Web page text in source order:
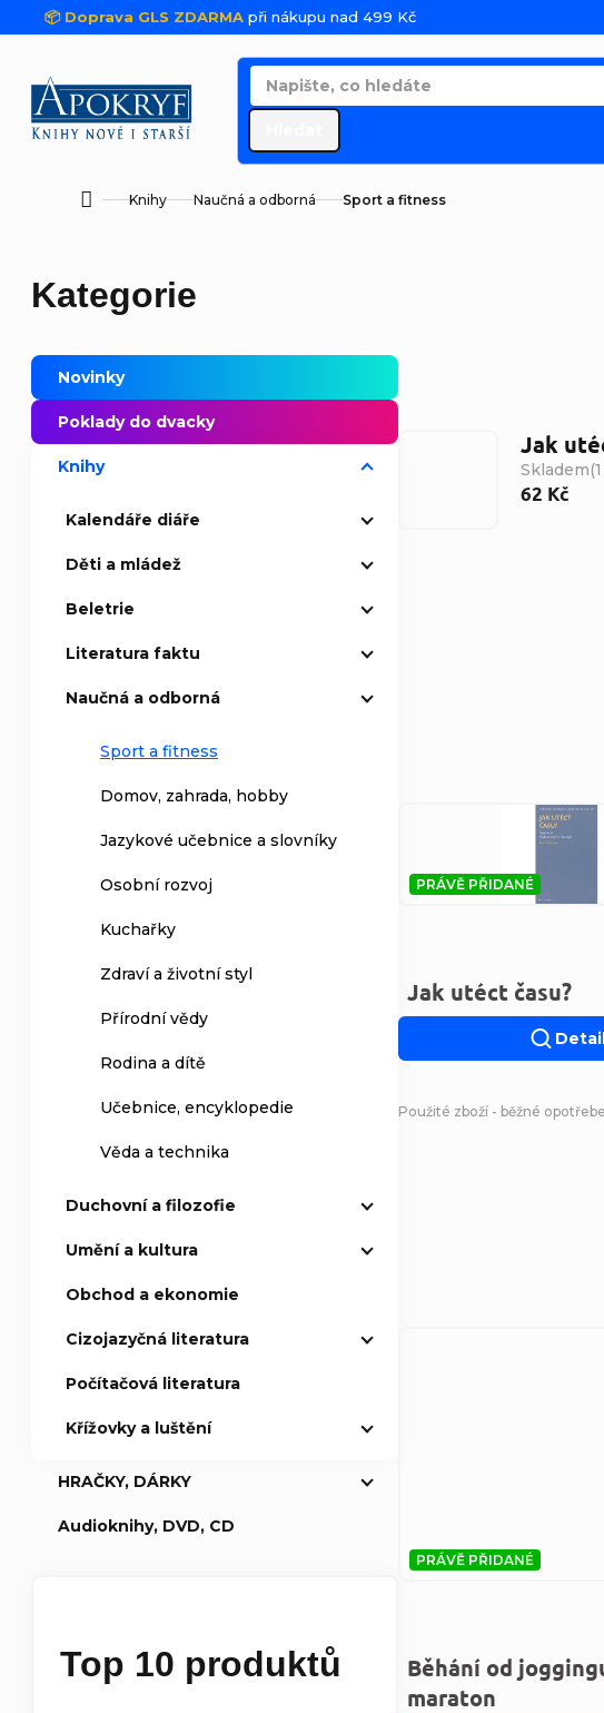
Přejít na obsah
📦 Doprava GLS ZDARMA při nákupu nad 499 Kč
DomůKnihy Naučná a odborná Sport a fitness
Přeskočit kategorie
Kategorie
Novinky
Poklady do dvacky
Knihy
Kalendáře diáře
Děti a mládež
Beletrie
Literatura faktu
Naučná a odborná
Sport a fitness
Domov, zahrada, hobby
Jazykové učebnice a slovníky
Osobní rozvoj
Kuchařky
Zdraví a životní styl
Přírodní vědy
Rodina a dítě
Učebnice, encyklopedie
Věda a technika
Duchovní a filozofie
Umění a kultura
Obchod a ekonomie
Cizojazyčná literatura
Počítačová literatura
Křížovky a luštění
HRAČKY, DÁRKY
Audioknihy, DVD, CD
Top 10 produktů
Jak
Skladem(
62 Kč
Řazení
Výpis
PRÁVĚ PŘIDANÉ
Jak utéct času?
Použité zboží - běžné
PRÁVĚ PŘIDANÉ
Běhání od
maraton